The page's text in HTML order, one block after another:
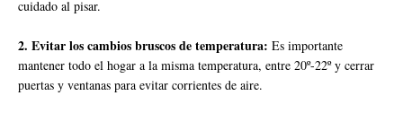
cuidado al pisar.
2. Evitar los cambios bruscos de temperatura: Es importante
mantener todo el hogar a la misma temperatura, entre 20º-22º y cerrar
puertas y ventanas para evitar corrientes de aire.